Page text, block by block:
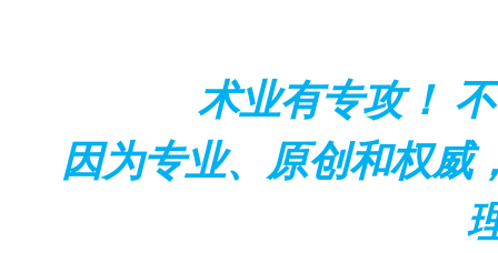
术业有专攻！
因为专业、原创和权威